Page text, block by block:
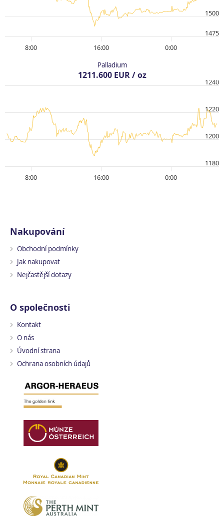
8:00 16:00 0:00
1475
1500
Palladium
1211.600 EUR / oz
8:00 16:00 0:00
1180
1200
1220
1240
Nakupování
Obchodní podmínky
Jak nakupovat
Nejčastější dotazy
O společnosti
Kontakt
O nás
Úvodní strana
Ochrana osobních údajů